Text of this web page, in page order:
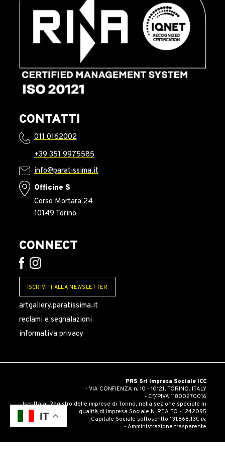
CONTATTI
011 0162002
+39 351 9975585
info@paratissima.it
Officine S
Corso Mortara 24
10149 Torino
CONNECT
ISCRIVITI ALLA NEWSLETTER
artgallery.paratissima.it
reclami e segnalazioni
informativa privacy
PRS Srl Impresa Sociale ICC
- VIA CONFIENZA n. 10 - 10121, TORINO, ITALY
- CF/PIVA 11800270016
- Iscritta al Registro delle imprese di Torino, nella sezione speciale in
qualità di impresa Sociale N. REA TO - 1242095
- Capitale Sociale sottoscritto 131.868,13€ i.v.
- Amministrazione trasparente
IT